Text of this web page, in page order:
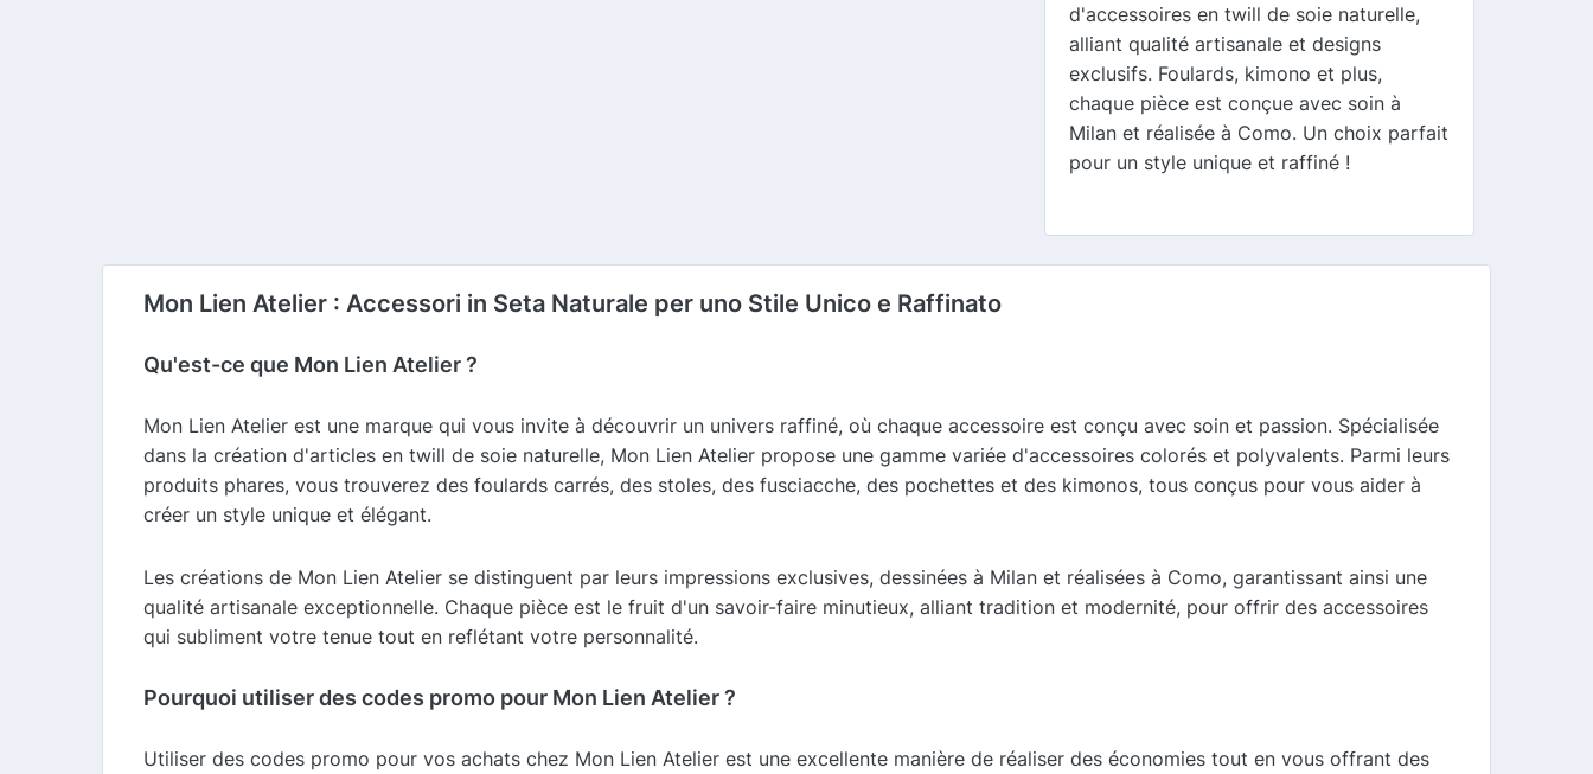
d'accessoires en twill de soie naturelle,
alliant qualité artisanale et designs
exclusifs. Foulards, kimono et plus,
chaque pièce est conçue avec soin à
Milan et réalisée à Como. Un choix parfait
pour un style unique et raffiné !
Mon Lien Atelier : Accessori in Seta Naturale per uno Stile Unico e Raffinato
Qu'est-ce que Mon Lien Atelier ?
Mon Lien Atelier est une marque qui vous invite à découvrir un univers raffiné, où chaque accessoire est conçu avec soin et passion. Spécialisée
dans la création d'articles en twill de soie naturelle, Mon Lien Atelier propose une gamme variée d'accessoires colorés et polyvalents. Parmi leurs
produits phares, vous trouverez des foulards carrés, des stoles, des fusciacche, des pochettes et des kimonos, tous conçus pour vous aider à
créer un style unique et élégant.
Les créations de Mon Lien Atelier se distinguent par leurs impressions exclusives, dessinées à Milan et réalisées à Como, garantissant ainsi une
qualité artisanale exceptionnelle. Chaque pièce est le fruit d'un savoir-faire minutieux, alliant tradition et modernité, pour offrir des accessoires
qui subliment votre tenue tout en reflétant votre personnalité.
Pourquoi utiliser des codes promo pour Mon Lien Atelier ?
Utiliser des codes promo pour vos achats chez Mon Lien Atelier est une excellente manière de réaliser des économies tout en vous offrant des